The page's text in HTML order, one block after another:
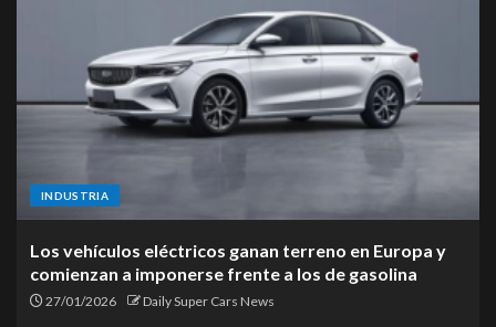
INDUSTRIA
Los vehículos eléctricos ganan terreno en Europa y
comienzan a imponerse frente a los de gasolina
27/01/2026 Daily Super Cars News